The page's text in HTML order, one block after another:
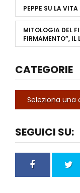
PEPPE SU LA VITA
MITOLOGIA DEL
FIRMAMENTO”, IL
CATEGORIE
SEGUICI SU: